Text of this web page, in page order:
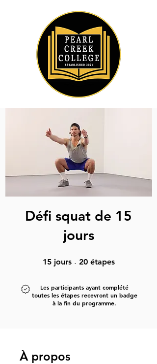
Défi squat de 15
jours
15 jours 15 jours
20 étapes
Les participants ayant complété
toutes les étapes recevront un badge
à la fin du programme.
À propos